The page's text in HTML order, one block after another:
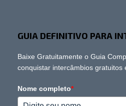
GUIA DEFINITIVO PARA
Baixe Gratuitamente o Guia
conquistar intercâmbios gratuitos
Nome completo*